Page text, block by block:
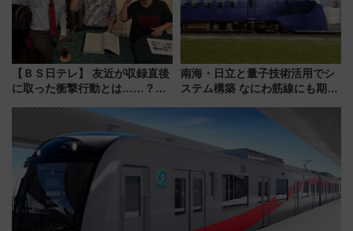
【ＢＳ日テレ】 友近が収録直後
に取った衝撃行動とは……？
で極上の夏祭り鉄道旅を放送
南海・日立と量子技術活用でシ
ステム構築 なにわ筋線にも期待